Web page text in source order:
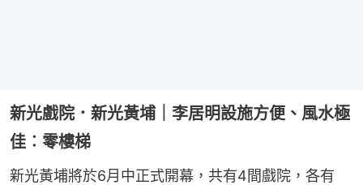
新光戲院．新光黃埔｜李居明設施方便、風水極
佳︰零樓梯
新光黃埔將於6月中正式開幕，共有4間戲院，各有